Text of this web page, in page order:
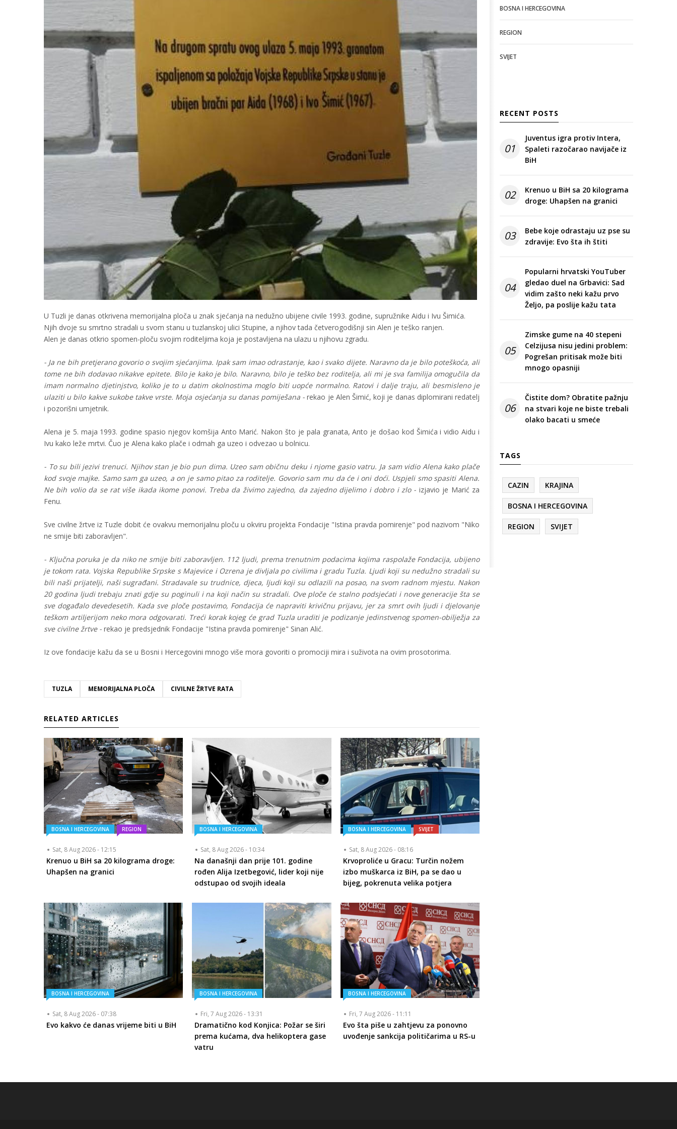
U Tuzli je danas otkrivena memorijalna ploča u znak sjećanja na nedužno ubijene civile 1993. godine, supružnike Aidu i Ivu Šimića.
Njih dvoje su smrtno stradali u svom stanu u tuzlanskoj ulici Stupine, a njihov tada četverogodišnji sin Alen je teško ranjen.
Alen je danas otkrio spomen-ploču svojim roditeljima koja je postavljena na ulazu u njihovu zgradu.
- Ja ne bih pretjerano govorio o svojim sjećanjima. Ipak sam imao odrastanje, kao i svako dijete. Naravno da je bilo poteškoća, ali
tome ne bih dodavao nikakve epitete. Bilo je kako je bilo. Naravno, bilo je teško bez roditelja, ali mi je sva familija omogučila da
imam normalno djetinjstvo, koliko je to u datim okolnostima moglo biti uopće normalno. Ratovi i dalje traju, ali besmisleno je
ulaziti u bilo kakve sukobe takve vrste. Moja osjećanja su danas pomiješana -rekao je Alen Šimić, koji je danas diplomirani redatelj
i pozorišni umjetnik.
Alena je 5. maja 1993. godine spasio njegov komšija Anto Marić. Nakon što je pala granata, Anto je došao kod Šimića i vidio Aidu i
Ivu kako leže mrtvi. Čuo je Alena kako plače i odmah ga uzeo i odvezao u bolnicu.
- To su bili jezivi trenuci. Njihov stan je bio pun dima. Uzeo sam običnu deku i njome gasio vatru. Ja sam vidio Alena kako plače
kod svoje majke. Samo sam ga uzeo, a on je samo pitao za roditelje. Govorio sam mu da će i oni doći. Uspjeli smo spasiti Alena.
Ne bih volio da se rat više ikada ikome ponovi. Treba da živimo zajedno, da zajedno dijelimo i dobro i zlo - izjavio je Marić za
Fenu.
Sve civilne žrtve iz Tuzle dobit će ovakvu memorijalnu ploču u okviru projekta Fondacije "Istina pravda pomirenje" pod nazivom "Niko
ne smije biti zaboravljen".
- Ključna poruka je da niko ne smije biti zaboravljen. 112 ljudi, prema trenutnim podacima kojima raspolaže Fondacija, ubijeno
je tokom rata. Vojska Republike Srpske s Majevice i Ozrena je divljala po civilima i gradu Tuzla. Ljudi koji su nedužno stradali su
bili naši prijatelji, naši sugrađani. Stradavale su trudnice, djeca, ljudi koji su odlazili na posao, na svom radnom mjestu. Nakon
20 godina ljudi trebaju znati gdje su poginuli i na koji način su stradali. Ove ploče će stalno podsjećati i nove generacije šta se
sve događalo devedesetih. Kada sve ploče postavimo, Fondacija će napraviti krivičnu prijavu, jer za smrt ovih ljudi i djelovanje
teškom artiljerijom neko mora odgovarati. Treći korak kojeg će grad Tuzla uraditi je podizanje jedinstvenog spomen-obilježja za
sve civilne žrtve - rekao je predsjednik Fondacije "Istina pravda pomirenje" Sinan Alić.
Iz ove fondacije kažu da se u Bosni i Hercegovini mnogo više mora govoriti o promociji mira i suživota na ovim prosotorima.
TUZLA MEMORIJALNA PLOČA CIVILNE ŽRTVE RATA
RELATED ARTICLES
BOSNA I HERCEGOVINA REGION
Sat, 8 Aug 2026 - 12:15
Krenuo u BiH sa 20 kilograma droge:
Uhapšen na granici
BOSNA I HERCEGOVINA
Sat, 8 Aug 2026 - 10:34
Na današnji dan prije 101. godine
rođen Alija Izetbegović, lider koji nije
odstupao od svojih ideala
BOSNA I HERCEGOVINA SVIJET
Sat, 8 Aug 2026 - 08:16
Krvoproliće u Gracu: Turčin nožem
izbo muškarca iz BiH, pa se dao u
bijeg, pokrenuta velika potjera
BOSNA I HERCEGOVINA
Sat, 8 Aug 2026 - 07:38
Evo kakvo će danas vrijeme biti u BiH
BOSNA I HERCEGOVINA
Fri, 7 Aug 2026 - 13:31
Dramatično kod Konjica: Požar se širi
prema kućama, dva helikoptera gase
vatru
BOSNA I HERCEGOVINA
Fri, 7 Aug 2026 - 11:11
Evo šta piše u zahtjevu za ponovno
uvođenje sankcija političarima u RS-u
BOSNA I HERCEGOVINA
REGION
SVIJET
RECENT POSTS
01
Juventus igra protiv Intera,
Spaleti razočarao navijače iz
BiH
02
Krenuo u BiH sa 20 kilograma
droge: Uhapšen na granici
03
Bebe koje odrastaju uz pse su
zdravije: Evo šta ih štiti
04
Popularni hrvatski YouTuber
gledao duel na Grbavici: Sad
vidim zašto neki kažu prvo
Željo, pa poslije kažu tata
05
Zimske gume na 40 stepeni
Celzijusa nisu jedini problem:
Pogrešan pritisak može biti
mnogo opasniji
06
Čistite dom? Obratite pažnju
na stvari koje ne biste trebali
olako bacati u smeće
TAGS
CAZIN KRAJINA
BOSNA I HERCEGOVINA
REGION SVIJET